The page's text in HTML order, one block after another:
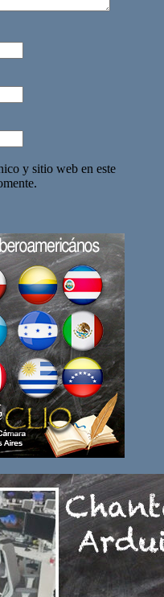
y sitio web en este